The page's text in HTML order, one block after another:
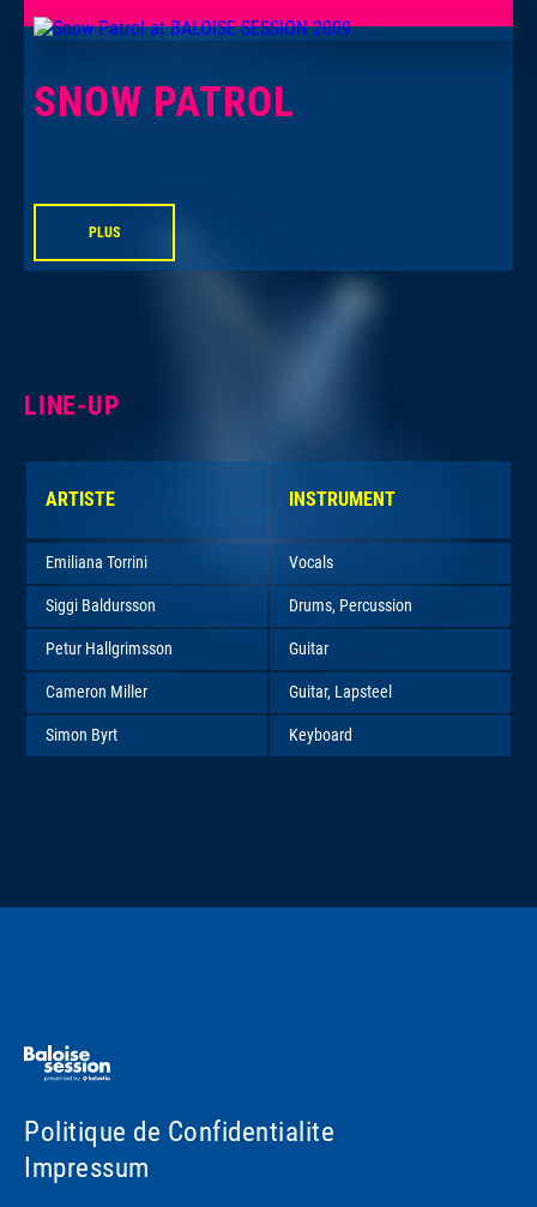
SNOW PATROL
PLUS
LINE-UP
ARTISTE INSTRUMENT
Emiliana Torrini Vocals
Siggi Baldursson Drums, Percussion
Petur Hallgrimsson Guitar
Cameron Miller Guitar, Lapsteel
Simon Byrt Keyboard
Politique de Confidentialite
Impressum